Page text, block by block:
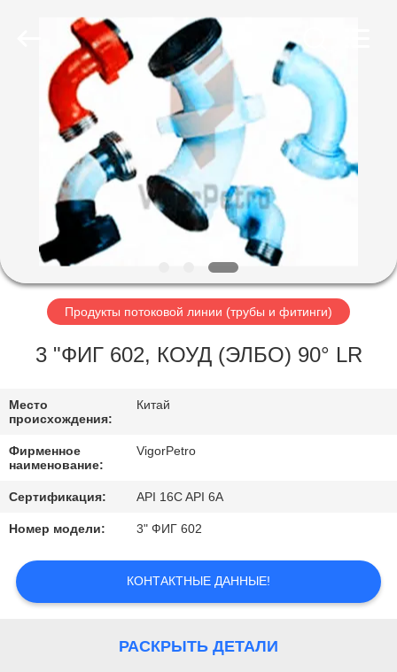
ГЛАВНАЯ
СТРАНИЦА
ПРОДУКЦИЯ
КОМПАНИИ
НАША
ФАБРИКА
КОНТРОЛЬ
КАЧЕСТВА
КОНТАКТНЫЕ
ДАННЫЕ
ОТПРАВИТЬ
ЗАПРОС
Продукты потоковой линии (трубы и фитинги)
3 "ФИГ 602, КОУД (ЭЛБО) 90° LR
Место
происхождения:
Китай
Фирменное
наименование:
VigorPetro
Сертификация: API 16C API 6A
Номер модели: 3" ФИГ 602
КОНТАКТНЫЕ ДАННЫЕ!
РАСКРЫТЬ ДЕТАЛИ